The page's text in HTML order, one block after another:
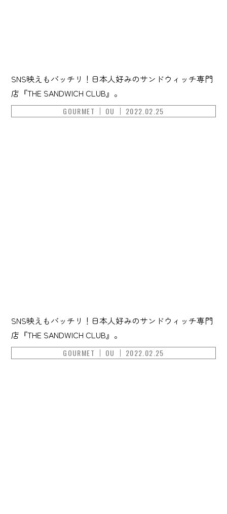
SNS映えもバッチリ！日本人好みのサンドウィッチ専門
店『THE SANDWICH CLUB』。
GOURMET OU 2022.02.25
SNS映えもバッチリ！日本人好みのサンドウィッチ専門
店『THE SANDWICH CLUB』。
GOURMET OU 2022.02.25